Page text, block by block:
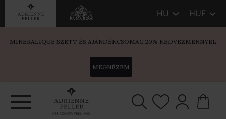
HU HUF
MINERALIQUE SZETT ÉS AJÁNDÉKCSOMAG 20% KEDVEZMÉNNYEL
MEGNÉZEM